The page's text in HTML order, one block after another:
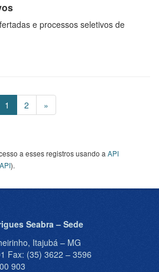
e processos seletivos de
1 2 »
a esses registros usando a API
).
Seabra – Sede
Itajubá – MG
Fax: (35) 3622 – 3596
903